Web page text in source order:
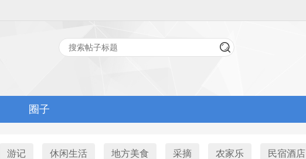
圈子
游记 休闲生活 地方美食 采摘 农家乐 民宿酒店